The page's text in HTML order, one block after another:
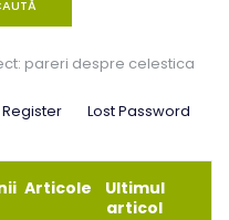
pareri despre celestica
Register
Lost Password
Articole
Ultimul
articol